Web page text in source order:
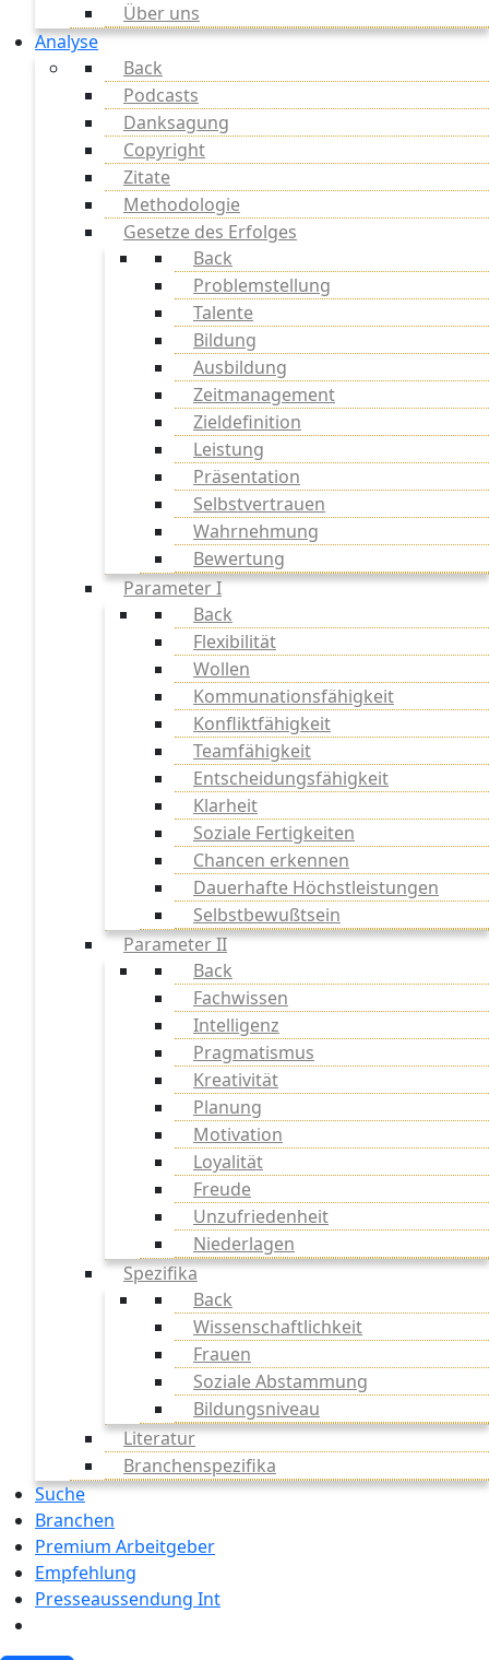
Über uns
Analyse
Back
Podcasts
Danksagung
Copyright
Zitate
Methodologie
Gesetze des Erfolges
Back
Problemstellung
Talente
Bildung
Ausbildung
Zeitmanagement
Zieldefinition
Leistung
Präsentation
Selbstvertrauen
Wahrnehmung
Bewertung
Parameter I
Back
Flexibilität
Wollen
Kommunationsfähigkeit
Konfliktfähigkeit
Teamfähigkeit
Entscheidungsfähigkeit
Klarheit
Soziale Fertigkeiten
Chancen erkennen
Dauerhafte Höchstleistungen
Selbstbewußtsein
Parameter II
Back
Fachwissen
Intelligenz
Pragmatismus
Kreativität
Planung
Motivation
Loyalität
Freude
Unzufriedenheit
Niederlagen
Spezifika
Back
Wissenschaftlichkeit
Frauen
Soziale Abstammung
Bildungsniveau
Literatur
Branchenspezifika
Suche
Branchen
Premium Arbeitgeber
Empfehlung
Presseaussendung Int